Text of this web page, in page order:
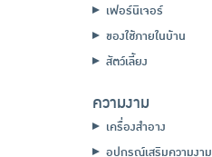
เฟอร์นิเจอร์
ของใช้ภายในบ้าน
สัตว์เลี้ยง
ความงาม
เครื่องสำอาง
อุปกรณ์เสริมความงาม